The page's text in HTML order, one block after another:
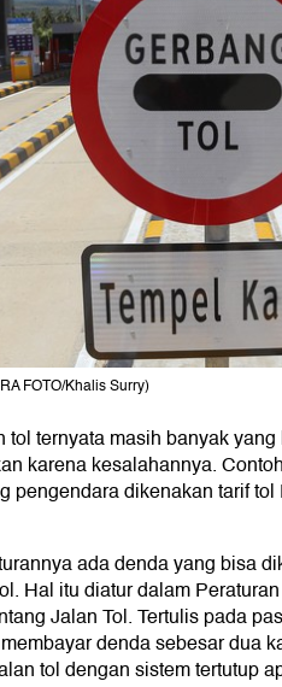
FOTO/Khalis Surry)
tol ternyata masih banyak
karena kesalahannya.
pengendara dikenakan tarif
ada denda yang bisa
Hal itu diatur dalam
Jalan Tol. Tertulis pada
denda sebesar dua
tol dengan sistem tertutup